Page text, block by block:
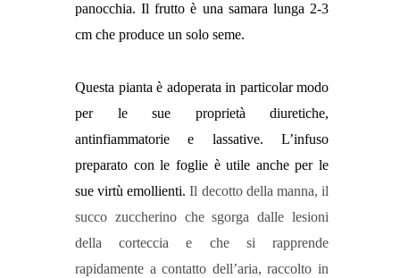
panocchia. Il frutto è una samara lunga 2-3
cm che produce un solo seme.
Questa pianta è adoperata in particolar modo
per le sue proprietà diuretiche,
antinfiammatorie e lassative. L’infuso
preparato con le foglie è utile anche per le
sue virtù emollienti.Il decotto della manna, il
succo zuccherino che sgorga dalle lesioni
della corteccia e che si rapprende
rapidamente a contatto dell’aria, raccolto in